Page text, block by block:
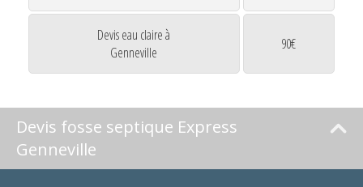
Devis eau claire à
Genneville
90€
Devis fosse septique Express
Genneville